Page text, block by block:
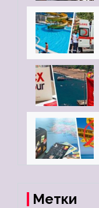
Метки